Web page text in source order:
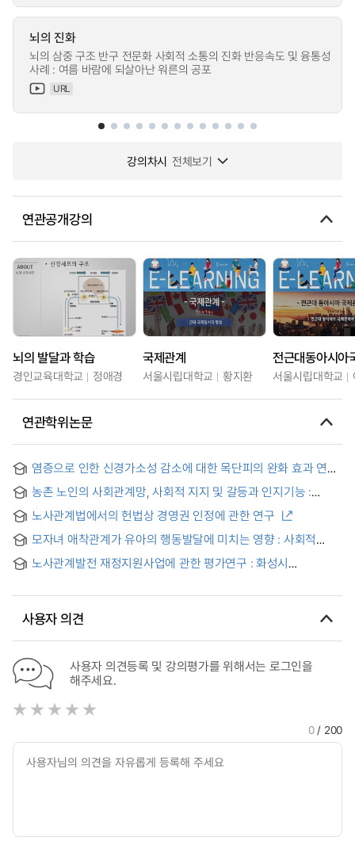
뇌의 진화
뇌의 삼중 구조 반구 전문화 사회적 소통의 진화 반응속도 및 융통성
사례 : 여름 바람에 되살아난 워른의 공포
URL
강의차시 전체보기
연관공개강의
뇌의 발달과 학습
경인교육대학교 정애경
국제관계
서울시립대학교 황지환 서울시립대학교
연관학위논문
염증으로 인한 신경가소성 감소에 대한 목단피의 완화 효과 연구
농촌 노인의 사회관계망, 사회적 지지 및 갈등과 인지기능 :
Conflict and Cognitive function of Older Adults in a Rural
Community Adults in a Rural Community: Differential
Associations Across Relationship Types
노사관계법에서의 헌법상 경영권 인정에 관한 연구
모자녀 애착관계가 유아의 행동발달에 미치는 영향 : 사회적
attachment and its relationship to toddler's social cognitive
노사관계발전 재정지원사업에 관한 평가연구 : 화성시
사용자 의견
사용자 의견등록 및 강의평가를 위해서는 로그인을
해주세요.
0/ 200